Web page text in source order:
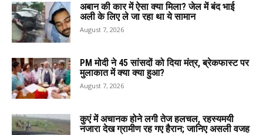
अबान की कार में ऐसा क्या मिला? जेल में बंद भाई
अली के लिए ले जा रहा था ये सामान
August 7, 2026
PM मोदी ने 45 सांसदों को दिया मंत्र, ब्रेकफास्ट पर
मुलाकात में क्या क्या हुआ?
August 7, 2026
कुएं में अचानक होने लगी तेज हलचल, रहस्यमयी
नजारा देख ग्रामीण रह गए हैरान; जानिए असली वजह